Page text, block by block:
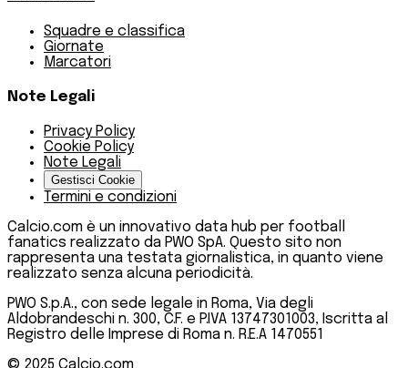
Squadre e classifica
Giornate
Marcatori
Note Legali
Privacy Policy
Cookie Policy
Note Legali
Gestisci Cookie
Termini e condizioni
Calcio.com è un innovativo data hub per football
fanatics realizzato da PWO SpA. Questo sito non
rappresenta una testata giornalistica, in quanto viene
realizzato senza alcuna periodicità.
PWO S.p.A., con sede legale in Roma, Via degli
Aldobrandeschi n. 300, C.F. e P.IVA 13747301003, Iscritta al
Registro delle Imprese di Roma n. R.E.A 1470551